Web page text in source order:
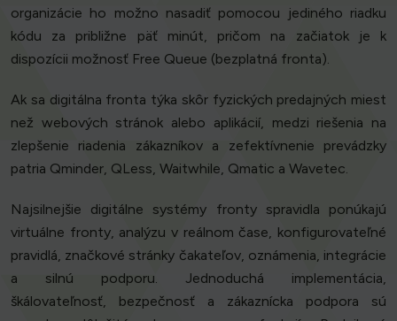
organizácie ho možno nasadiť pomocou jediného riadku
kódu za približne päť minút, pričom na začiatok je k
dispozícii možnosť Free Queue (bezplatná fronta).
Ak sa digitálna fronta týka skôr fyzických predajných miest
než webových stránok alebo aplikácií, medzi riešenia na
zlepšenie riadenia zákazníkov a zefektívnenie prevádzky
patria Qminder, QLess, Waitwhile, Qmatic a Wavetec.
Najsilnejšie digitálne systémy fronty spravidla ponúkajú
virtuálne fronty, analýzu v reálnom čase, konfigurovateľné
pravidlá, značkové stránky čakateľov, oznámenia, integrácie
a silnú podporu. Jednoduchá implementácia,
škálovateľnosť, bezpečnosť a zákaznícka podpora sú